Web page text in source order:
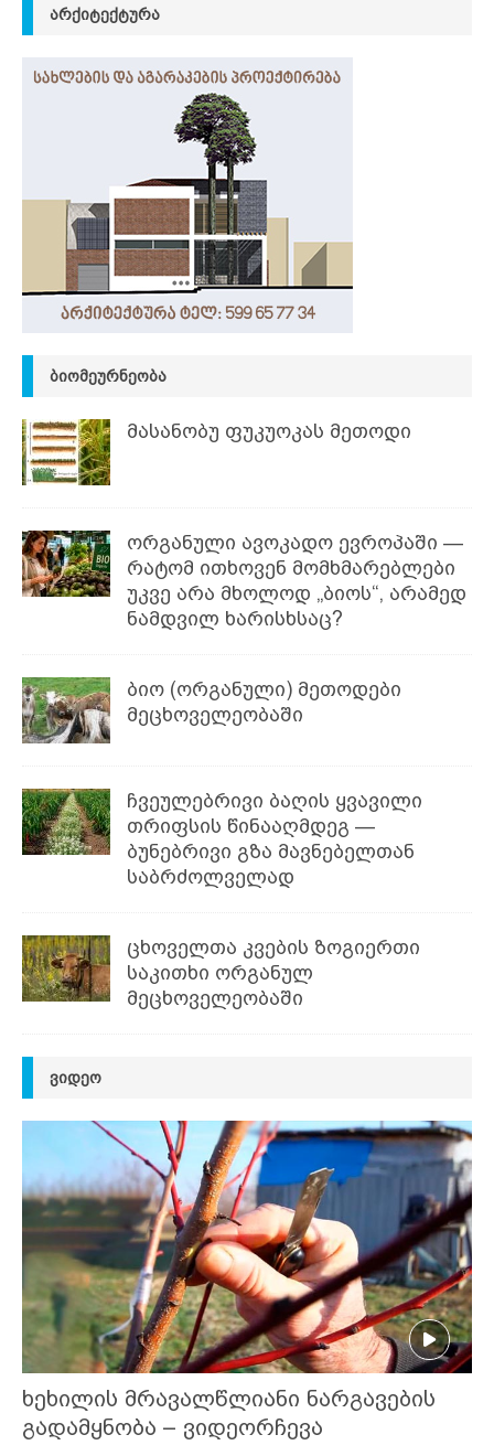
ᲐᲠᲥᲘᲢᲔᲥᲢᲣᲠᲐ
ᲑᲘᲝᲛᲔᲣᲠᲜᲔᲝᲑᲐ
მასანობუ ფუკუოკას მეთოდი
ორგანული ავოკადო ევროპაში —
რატომ ითხოვენ მომხმარებლები
უკვე არა მხოლოდ „ბიოს“, არამედ
ნამდვილ ხარისხსაც?
ბიო (ორგანული) მეთოდები
მეცხოველეობაში
ჩვეულებრივი ბაღის ყვავილი
თრიფსის წინააღმდეგ —
ბუნებრივი გზა მავნებელთან
საბრძოლველად
ცხოველთა კვების ზოგიერთი
საკითხი ორგანულ
მეცხოველეობაში
ᲕᲘᲓᲔᲝ
ხეხილის მრავალწლიანი ნარგავების
გადამყნობა – ვიდეორჩევა